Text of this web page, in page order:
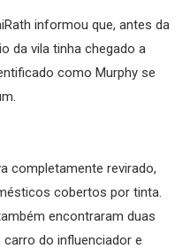
informou que, antes da
da vila tinha chegado a
como Murphy se
completamente revirado,
cobertos por tinta.
encontraram duas
do influenciador e